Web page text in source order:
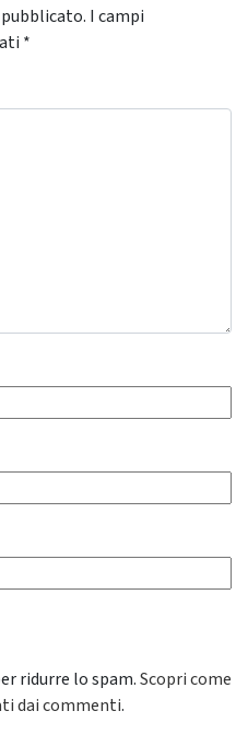
I campi
*
ridurre lo spam.Scopri come
dai commenti.